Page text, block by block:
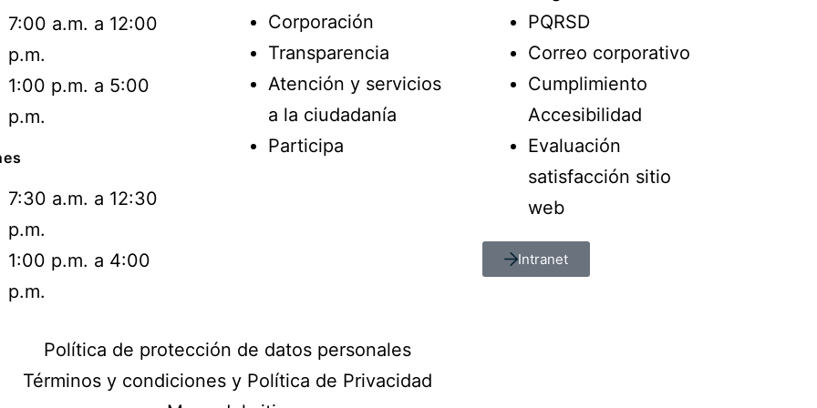
7:00 a.m. a 12:00
p.m.
1:00 p.m. a 5:00
p.m.
7:30 a.m. a 12:30
p.m.
1:00 p.m. a 4:00
p.m.
Corporación
Transparencia
Atención y servicios
a la ciudadanía
Participa
PQRSD
Correo corporativo
Cumplimiento
Accesibilidad
Evaluación
satisfacción sitio
web
Intranet
Política de protección de datos personales
Términos y condiciones y Política de Privacidad